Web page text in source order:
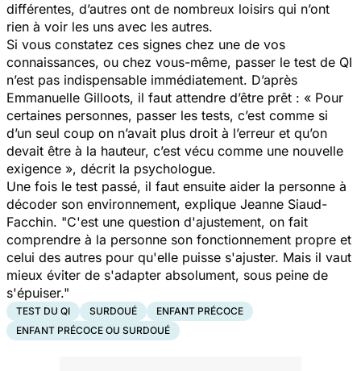
différentes, d’autres ont de nombreux loisirs qui n’ont
rien à voir les uns avec les autres.
Si vous constatez ces signes chez une de vos
connaissances, ou chez vous-même, passer le test de QI
n’est pas indispensable immédiatement. D’après
Emmanuelle Gilloots, il faut attendre d’être prêt : « Pour
certaines personnes, passer les tests, c’est comme si
d’un seul coup on n’avait plus droit à l’erreur et qu’on
devait être à la hauteur, c’est vécu comme une nouvelle
exigence », décrit la psychologue.
Une fois le test passé, il faut ensuite aider la personne à
décoder son environnement, explique Jeanne Siaud-
Facchin. "C'est une question d'ajustement, on fait
comprendre à la personne son fonctionnement propre et
celui des autres pour qu'elle puisse s'ajuster. Mais il vaut
mieux éviter de s'adapter absolument, sous peine de
s'épuiser."
TEST DU QI SURDOUÉ
ENFANT PRÉCOCE
ENFANT PRÉCOCE OU SURDOUÉ